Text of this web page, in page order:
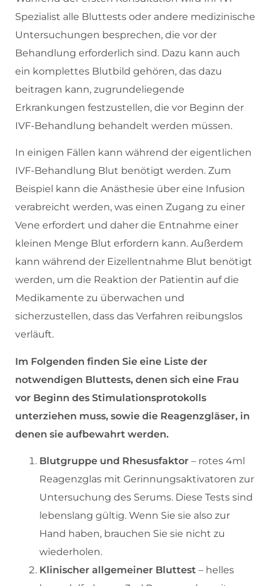
Spezialist alle Bluttests oder andere medizinische
Untersuchungen besprechen, die vor der
Behandlung erforderlich sind. Dazu kann auch
ein komplettes Blutbild gehören, das dazu
beitragen kann, zugrundeliegende
Erkrankungen festzustellen, die vor Beginn der
IVF-Behandlung behandelt werden müssen.
In einigen Fällen kann während der eigentlichen
IVF-Behandlung Blut benötigt werden. Zum
Beispiel kann die Anästhesie über eine Infusion
verabreicht werden, was einen Zugang zu einer
Vene erfordert und daher die Entnahme einer
kleinen Menge Blut erfordern kann. Außerdem
kann während der Eizellentnahme Blut benötigt
werden, um die Reaktion der Patientin auf die
Medikamente zu überwachen und
sicherzustellen, dass das Verfahren reibungslos
verläuft.
Im Folgenden finden Sie eine Liste der
notwendigen Bluttests, denen sich eine Frau
vor Beginn des Stimulationsprotokolls
unterziehen muss, sowie die Reagenzgläser, in
denen sie aufbewahrt werden.
Blutgruppe und Rhesusfaktor – rotes 4ml
Reagenzglas mit Gerinnungsaktivatoren zur
Untersuchung des Serums. Diese Tests sind
lebenslang gültig. Wenn Sie sie also zur
Hand haben, brauchen Sie sie nicht zu
wiederholen.
Klinischer allgemeiner Bluttest – helles